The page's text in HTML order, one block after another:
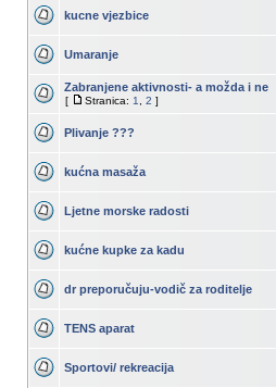
kucne vjezbice
Umaranje
Zabranjene aktivnosti- a možda i ne
[ Stranica: 1 2 ]
Plivanje ???
kućna masaža
Ljetne morske radosti
kućne kupke za kadu
dr preporučuju-vodič za roditelje
TENS aparat
Sportovi/ rekreacija